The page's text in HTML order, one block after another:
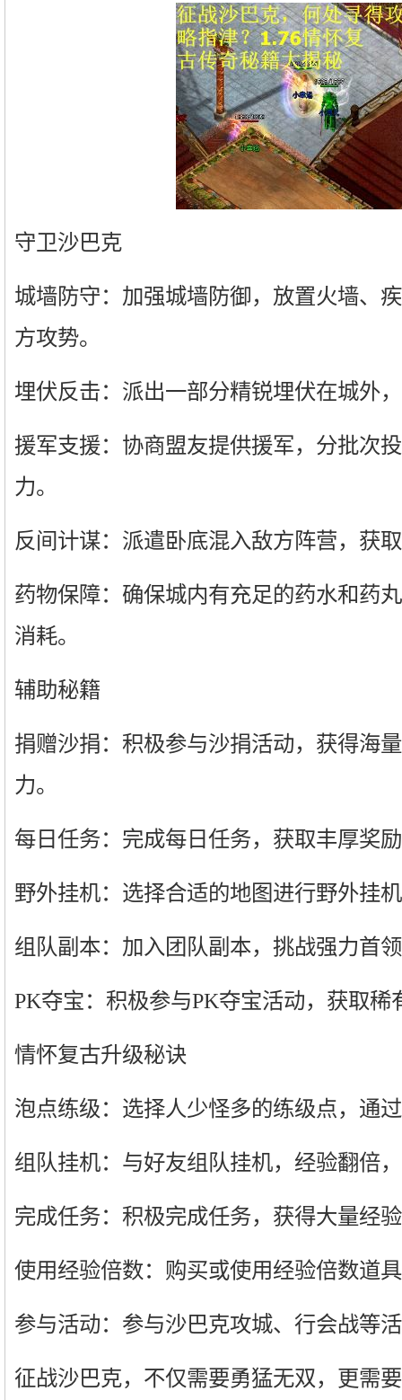
守卫沙巴克
城墙防守：加强城墙防御，放置火墙、
方攻势。
埋伏反击：派出一部分精锐埋伏在城外
援军支援：协商盟友提供援军，分批次
力。
反间计谋：派遣卧底混入敌方阵营，获
药物保障：确保城内有充足的药水和药
消耗。
辅助秘籍
捐赠沙捐：积极参与沙捐活动，获得海
力。
每日任务：完成每日任务，获取丰厚奖
野外挂机：选择合适的地图进行野外挂
组队副本：加入团队副本，挑战强力首
PK夺宝：积极参与PK夺宝活动，获取稀
情怀复古升级秘诀
泡点练级：选择人少怪多的练级点，通
组队挂机：与好友组队挂机，经验翻倍
完成任务：积极完成任务，获得大量经
使用经验倍数：购买或使用经验倍数道
参与活动：参与沙巴克攻城、行会战等
征战沙巴克，不仅需要勇猛无双，更需